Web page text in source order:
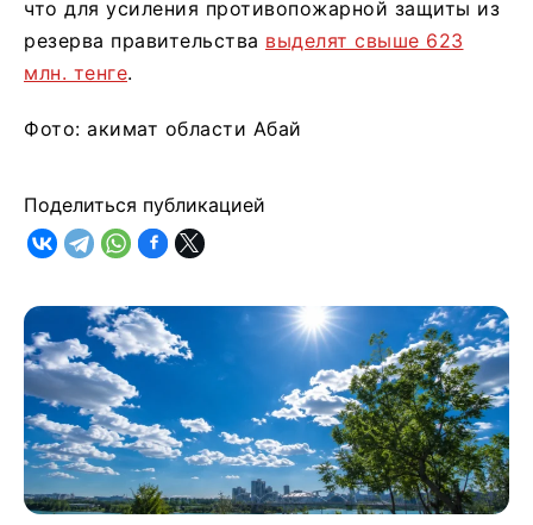
что для усиления противопожарной защиты из
резерва правительства выделят свыше 623
млн. тенге.
Фото: акимат области Абай
Поделиться публикацией